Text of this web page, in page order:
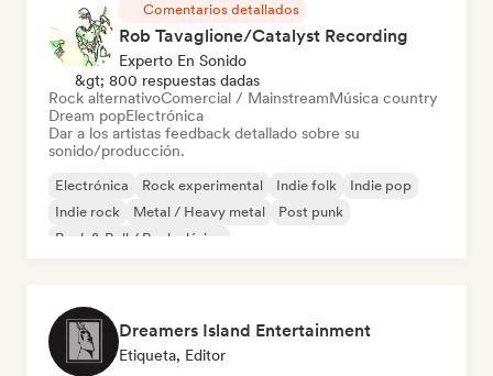
Comentarios detallados
Rob Tavaglione/Catalyst Recording
Experto En Sonido
&gt; 800 respuestas dadas
Rock alternativoComercial / MainstreamMúsica country
Dream popElectrónica
Dar a los artistas feedback detallado sobre su
sonido/producción.
Electrónica Rock experimental Indie folk
Indie pop
Indie rock
Metal / Heavy metal
Post punk
Rock & Roll / Rock clásico
Dreamers Island Entertainment
Etiqueta, Editor